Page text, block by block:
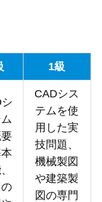
1級
CADシス
テムを使
用した実
技問題、
機械製図
や建築製
図の専門